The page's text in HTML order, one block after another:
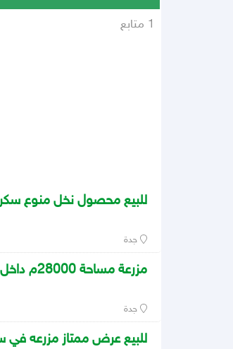
1 متابع
للبيع محصول نخل منوع
جدة
مزرعة مساحة 28000م داخل النطاق العمراني للبيع
جدة
للبيع عرض ممتاز مزرعه في